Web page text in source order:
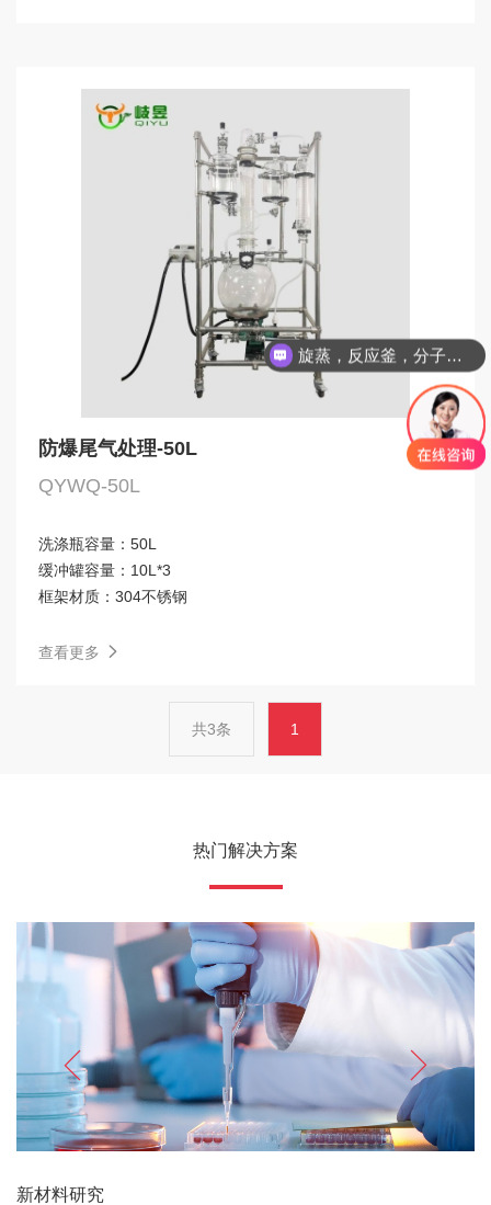
防爆尾气处理-50L
QYWQ-50L
洗涤瓶容量： 50L
缓冲罐容量： 10L*3
框架材质： 304不锈钢
查看更多
共3条 1
热门解决方案
新材料研究
旋蒸，反应釜，分子蒸馏，精馏塔